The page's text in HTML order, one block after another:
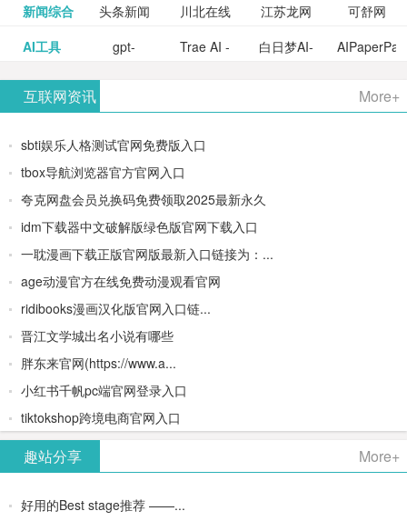
给你。
中心
网 网, 网
网易娱乐 更多>>
新闻综合 头条新闻 川北在线 江苏龙网
可舒网
巾帼网
更多>>
AI工具 gpt-
OpenAI最
新AI图像
生成器
Trae AI -
境/深度集
成
Doubao-
1.5-pro与
白日梦AI-
- AI论文写
高质量
PPT
互联网资讯 More+
sbti娱乐人格测试官网免费版入口
tbox导航浏览器官方官网入口
夸克网盘会员兑换码免费领取2025最新永久
idm下载器中文破解版绿色版官网下载入口
一耽漫画下载正版官网版最新入口链接为：...
age动漫官方在线免费动漫观看官网
ridibooks漫画汉化版官网入口链...
晋江文学城出名小说有哪些
胖东来官网(https://www.a...
小红书千帆pc端官网登录入口
tiktokshop跨境电商官网入口
趣站分享 More+
好用的Best stage推荐 ——...